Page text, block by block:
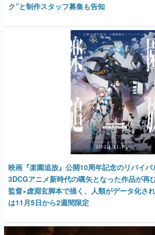
ク”と制作スタッフ募集も告知
映画『楽園追放』公開10周年記念のリバイバ
3DCGアニメ新時代の嚆矢となった作品が再
監督×虚淵玄脚本で描く、人類がデータ化さ
は11月5日から2週間限定